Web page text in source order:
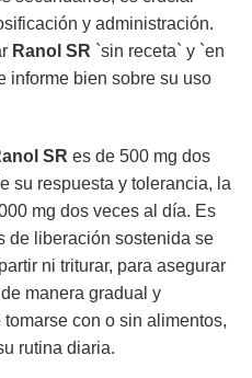
y administración.
Ranol SR `sin receta` y `en
informe bien sobre su uso
SR es de 500 mg dos
su respuesta y tolerancia, la
mg dos veces al día. Es
de liberación sostenida se
ni triturar, para asegurar
manera gradual y
tomarse con o sin alimentos,
rutina diaria.